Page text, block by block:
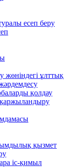
есеп беру
жөніндегі ұлттық
қолдау
қызмет
іс-қимыл